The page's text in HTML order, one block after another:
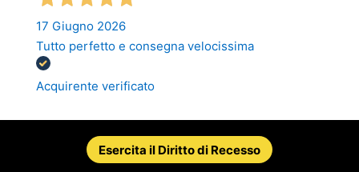
17 Giugno 2026
Tutto perfetto e consegna velocissima
Acquirente verificato
Esercita il Diritto di Recesso